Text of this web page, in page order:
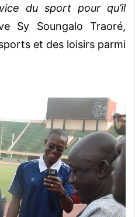
du sport pour qu’il
Sy Soungalo Traoré,
et des loisirs parmi